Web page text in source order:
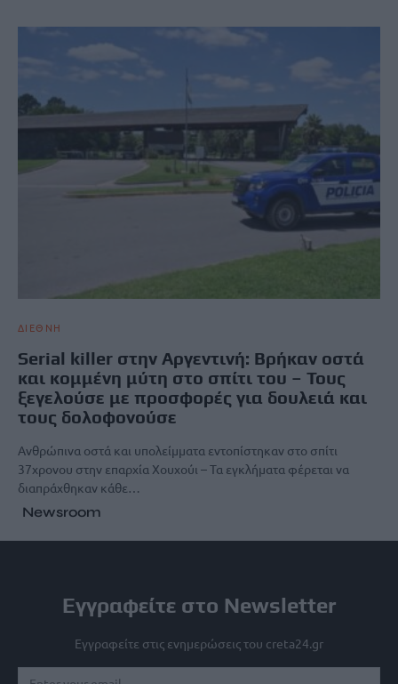
ΔΙΕΘΝΗ
Serial killer στην Αργεντινή: Βρήκαν οστά
και κομμένη μύτη στο σπίτι του – Τους
ξεγελούσε με προσφορές για δουλειά και
τους δολοφονούσε
Ανθρώπινα οστά και υπολείμματα εντοπίστηκαν στο σπίτι
37χρονου στην επαρχία Χουχούι – Τα εγκλήματα φέρεται να
διαπράχθηκαν κάθε…
Newsroom
Εγγραφείτε στο Newsletter
Εγγραφείτε στις ενημερώσεις του creta24.gr